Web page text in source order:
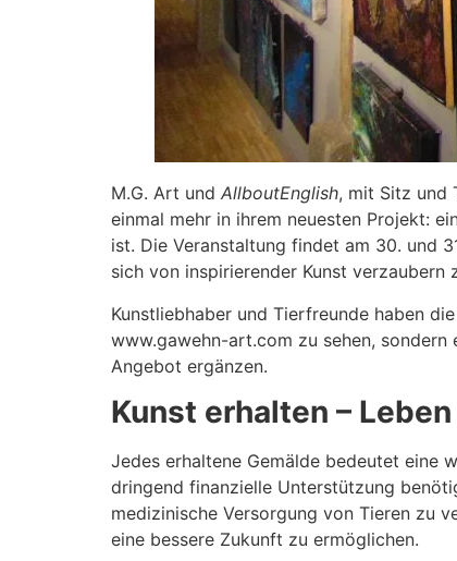
M.G. Art und AllboutEnglish, mit Sitz und
einmal mehr in ihrem neuesten Projekt:
ist. Die Veranstaltung findet am 30. und
sich von inspirierender Kunst verzaubern
Kunstliebhaber und Tierfreunde haben
www.gawehn-art.com zu sehen,
Angebot ergänzen.
Kunst erhalten –
Jedes erhaltene Gemälde bedeutet eine
dringend finanzielle Unterstützung
medizinische Versorgung von Tieren zu
eine bessere Zukunft zu ermöglichen.